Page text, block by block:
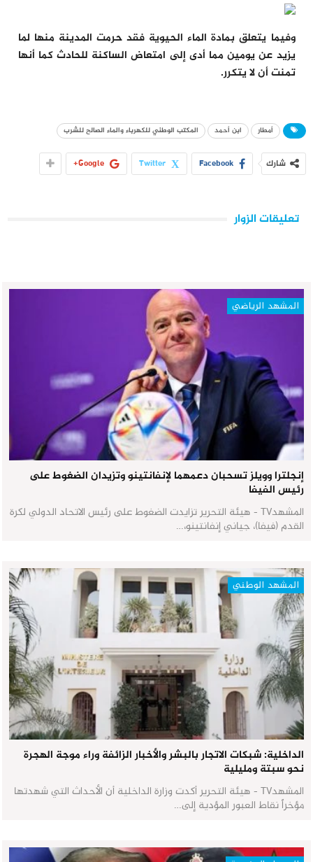
وفيما يتعلق بمادة الماء الحيوية فقد حرمت المدينة منها لما
يزيد عن يومين مما أدى إلى امتعاض الساكنة للحادث كما أنها
تمنت أن لا يتكرر.
أمطار ابن أحمد المكتب الوطني للكهرباء والماء الصالح للشرب
شارك Facebook
Twitter
Google+
تعليقات الزوار
المشهد الرياضي
إنجلترا وويلز تسحبان دعمهما لإنفانتينو وتزيدان الضغوط على
رئيس الفيفا
المشهدTV - هيئة التحرير تزايدت الضغوط على رئيس الاتحاد الدولي لكرة
القدم (فيفا)، جياني إنفانتينو،…
المشهد الوطني
الداخلية: شبكات الاتجار بالبشر والأخبار الزائفة وراء موجة الهجرة
نحو سبتة ومليلية
المشهدTV - هيئة التحرير أكدت وزارة الداخلية أن الأحداث التي شهدتها
مؤخراً نقاط العبور المؤدية إلى…